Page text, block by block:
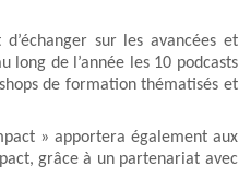
sur les avancées et
long de l’année les 10 podcasts
de formation thématisés et
» apportera également aux
grâce à un partenariat avec